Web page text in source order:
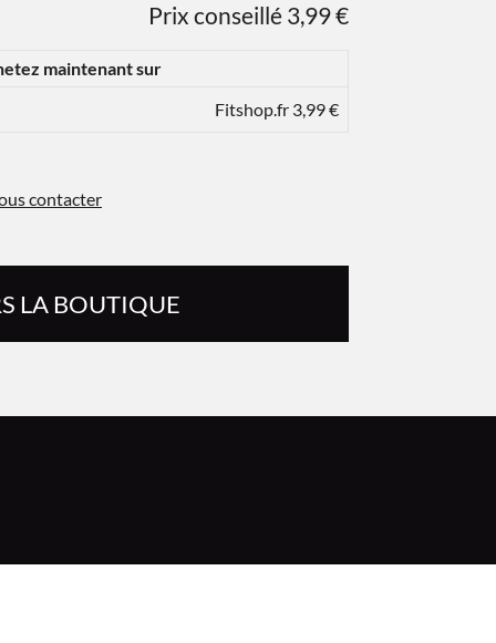
Prix conseillé 3,99 €
maintenant sur
Fitshop.fr 3,99 €
contacter
LA BOUTIQUE